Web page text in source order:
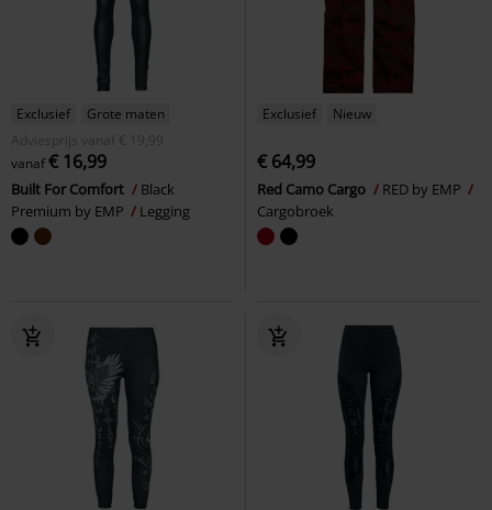
Exclusief
Grote maten
Adviesprijs
vanaf € 19,99
vanaf€ 16,99
Built For Comfort
Black
Premium by EMP
Legging
Exclusief Nieuw
€ 64,99
Red Camo Cargo
RED by EMP
Cargobroek